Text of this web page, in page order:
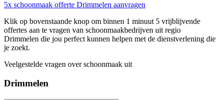
5x schoonmaak offerte Drimmelen aanvragen
Klik op bovenstaande knop om binnen 1 minuut 5 vrijblijvende
offertes aan te vragen van schoonmaakbedrijven uit regio
Drimmelen die jou perfect kunnen helpen met de dienstverlening die
je zoekt.
Veelgestelde vragen over schoonmaak uit
Drimmelen